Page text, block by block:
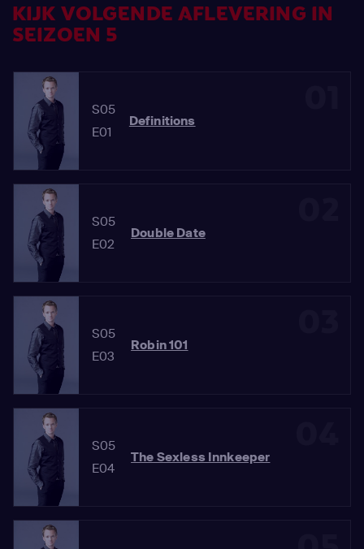
KIJK VOLGENDE AFLEVERING IN
SEIZOEN 5
S05
E01
Definitions
S05
E02
Double Date
S05
E03
Robin 101
S05
E04
The Sexless Innkeeper